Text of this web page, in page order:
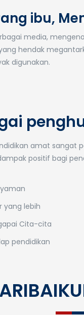
ibu,
media,
hendak
digunakan.
amat sangat
positif bagi
yang lebih
Cita-cita
pendidikan